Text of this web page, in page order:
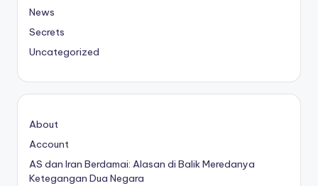
News
Secrets
Uncategorized
About
Account
AS dan Iran Berdamai: Alasan di Balik Meredanya
Ketegangan Dua Negara